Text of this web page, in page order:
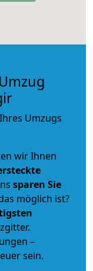
Umzugs
wir Ihnen
sparen Sie
möglich ist?
–
sein.